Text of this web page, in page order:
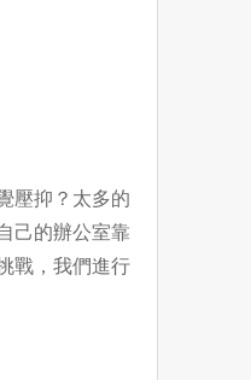
壓抑？太多的
己的辦公室靠
戰，我們進行